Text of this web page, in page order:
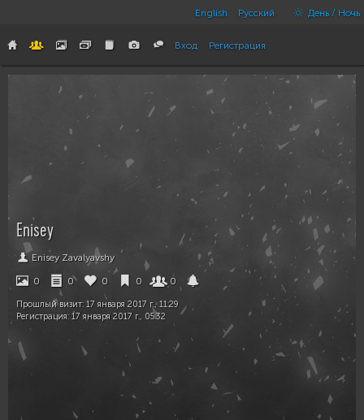
English Русский День / Ночь
Вход Регистрация
Enisey
Enisey Zavalyavshy
0 0 0 0 0
Прошлый визит: 17 января 2017 г., 11:29
Регистрация: 17 января 2017 г., 05:32